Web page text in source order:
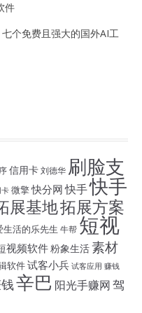
件
七个免费且强大的国外AI工
信用卡刘德华 刷脸支
微擎快分网 快手快手
展基地拓展方案
生活的乐先生 牛帮 短视
视频软件粉象生活素材
软件试客小兵 试客应用 赚钱
辛巴 阳光手赚网驾